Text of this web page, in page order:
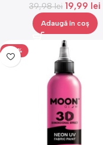
Gonga®
39,98lei 19,99 lei
Adaugă în coș
-50%